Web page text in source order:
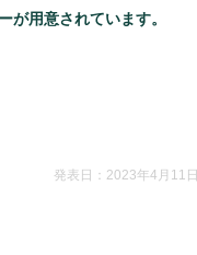
が用意されています。
発表日：2023年4月11日